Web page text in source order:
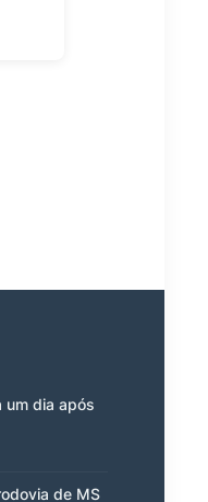
um dia após
de MS